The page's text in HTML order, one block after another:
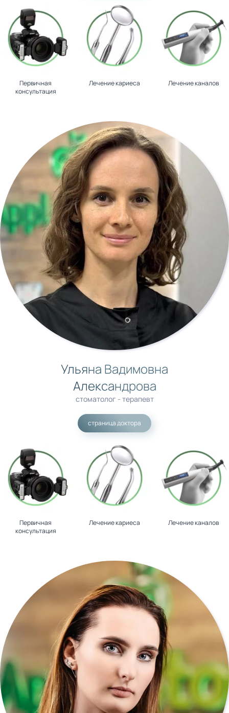
Первичная
консультация
Лечение кариеса Лечение каналов
Ульяна Вадимовна
Александрова
стоматолог - терапевт
страница доктора
Первичная
консультация
Лечение кариеса Лечение каналов